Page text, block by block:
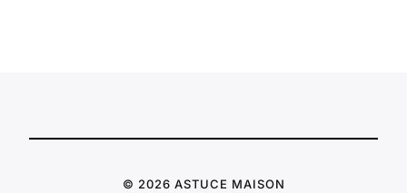
© 2026 ASTUCE MAISON